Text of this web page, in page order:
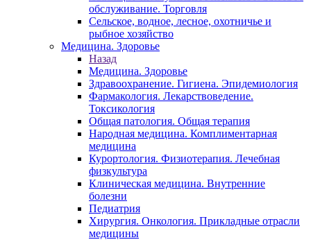
обслуживание. Торговля
Сельское, водное, лесное, охотничье и
рыбное хозяйство
Медицина. Здоровье
Назад
Медицина. Здоровье
Здравоохранение. Гигиена. Эпидемиология
Фармакология. Лекарствоведение.
Токсикология
Общая патология. Общая терапия
Народная медицина. Комплиментарная
медицина
Курортология. Физиотерапия. Лечебная
физкультура
Клиническая медицина. Внутренние
болезни
Педиатрия
Хирургия. Онкология. Прикладные отрасли
медицины